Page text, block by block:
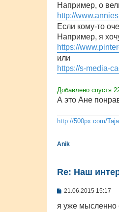
и
е
Например, о
http://
Если кому-то
Например, я
https://
или
https://s-media-
Добавлено спустя
А это Ане
http://500px.com/
Anik
Re: Наш
С
о
21.06.2015 15:17
я уже мысленно